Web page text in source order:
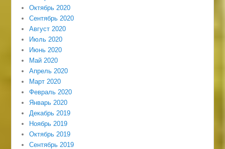
Октябрь 2020
Сентябрь 2020
Август 2020
Июль 2020
Июнь 2020
Май 2020
Апрель 2020
Март 2020
Февраль 2020
Январь 2020
Декабрь 2019
Ноябрь 2019
Октябрь 2019
Сентябрь 2019